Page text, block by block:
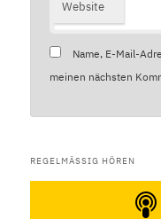
Website
Name, E-Mail-
meinen nächsten
REGELMÄSSIG HÖREN